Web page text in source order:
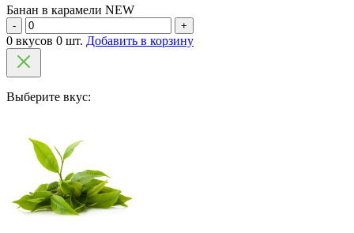
Банан в карамели NEW
- +
0 вкусов 0 шт. Добавить в корзину
Выберите вкус: